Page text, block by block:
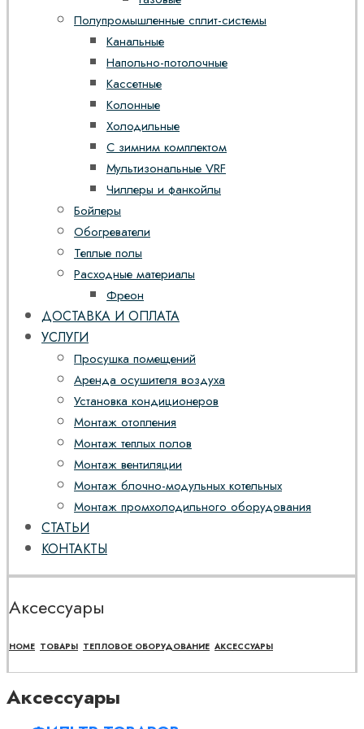
Полупромышленные сплит-системы
Канальные
Напольно-потолочные
Кассетные
Колонные
Холодильные
С зимним комплектом
Мультизональные VRF
Чиллеры и фанкойлы
Бойлеры
Обогреватели
Теплые полы
Расходные материалы
Фреон
ДОСТАВКА И ОПЛАТА
УСЛУГИ
Просушка помещений
Аренда осушителя воздуха
Установка кондиционеров
Монтаж отопления
Монтаж теплых полов
Монтаж вентиляции
Монтаж блочно-модульных котельных
Монтаж промхолодильного оборудования
СТАТЬИ
КОНТАКТЫ
Аксессуары
HOME ТОВАРЫ ТЕПЛОВОЕ ОБОРУДОВАНИЕ АКСЕССУАРЫ
Аксессуары